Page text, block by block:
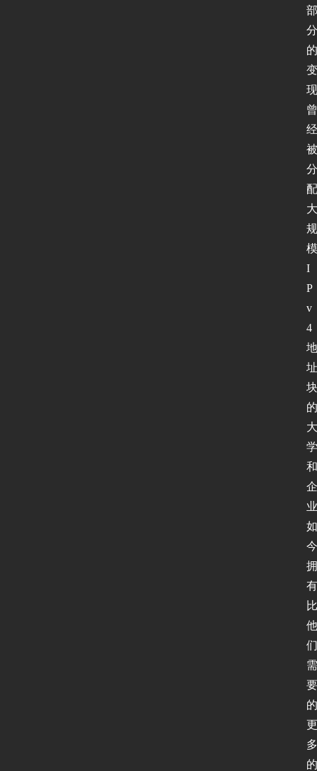
部
分
的
变
现
曾
经
被
分
配
大
规
模
I
P
v
4
地
址
块
的
大
学
和
企
业
如
今
拥
有
比
他
们
需
要
的
更
多
的